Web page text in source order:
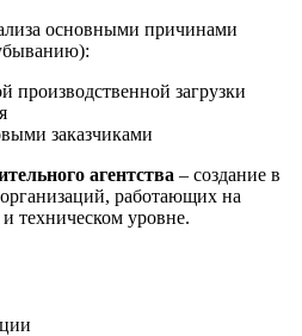
основными причинами
производственной загрузки
заказчиками
агентства – создание в
работающих на
техническом уровне.